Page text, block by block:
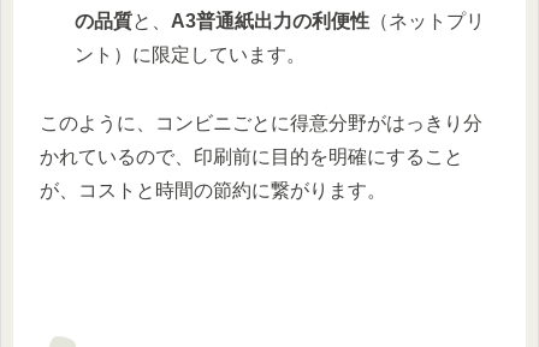
の品質と、 A3普通紙出力の利便性 （ネットプリ
ント）に限定しています。
このように、コンビニごとに得意分野がはっきり分
かれているので、印刷前に目的を明確にすること
が、コストと時間の節約に繋がります。